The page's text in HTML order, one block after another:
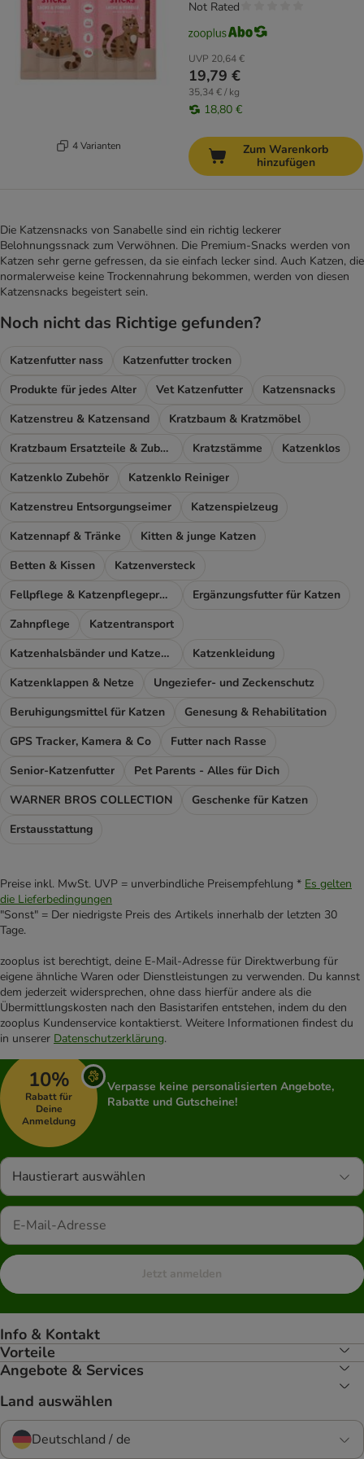
4 Varianten
UVP 20,64 €
19,79 €
35,34 € / kg
18,80 €
Not Rated
Zum Warenkorb
hinzufügen
Die Katzensnacks von Sanabelle sind ein richtig leckerer
Belohnungssnack zum Verwöhnen. Die Premium-Snacks werden von
Katzen sehr gerne gefressen, da sie einfach lecker sind. Auch Katzen, die
normalerweise keine Trockennahrung bekommen, werden von diesen
Katzensnacks begeistert sein.
Noch nicht das Richtige gefunden?
Katzenfutter nass
Katzenfutter trocken
Produkte für jedes Alter
Vet Katzenfutter
Katzensnacks
Katzenstreu & Katzensand
Kratzbaum & Kratzmöbel
Kratzbaum Ersatzteile & Zubehör
Kratzstämme
Katzenklos
Katzenklo Zubehör
Katzenklo Reiniger
Katzenstreu Entsorgungseimer
Katzenspielzeug
Katzennapf & Tränke
Kitten & junge Katzen
Betten & Kissen
Katzenversteck
Fellpflege & Katzenpflegeprodukte
Ergänzungsfutter für Katzen
Zahnpflege
Katzentransport
Katzenhalsbänder und Katzengeschirr
Katzenkleidung
Katzenklappen & Netze
Ungeziefer- und Zeckenschutz
Beruhigungsmittel für Katzen
Genesung & Rehabilitation
GPS Tracker, Kamera & Co
Futter nach Rasse
Senior-Katzenfutter
Pet Parents - Alles für Dich
WARNER BROS COLLECTION
Geschenke für Katzen
Erstausstattung
Preise inkl. MwSt. UVP = unverbindliche Preisempfehlung * Es gelten
die Lieferbedingungen
"Sonst" = Der niedrigste Preis des Artikels innerhalb der letzten 30
Tage.
zooplus ist berechtigt, deine E-Mail-Adresse für Direktwerbung für
eigene ähnliche Waren oder Dienstleistungen zu verwenden. Du kannst
dem jederzeit widersprechen, ohne dass hierfür andere als die
Übermittlungskosten nach den Basistarifen entstehen, indem du den
zooplus Kundenservice kontaktierst. Weitere Informationen findest du
in unserer Datenschutzerklärung.
10%
Rabatt für
Deine
Anmeldung
Verpasse keine personalisierten Angebote,
Rabatte und Gutscheine!
Haustierart auswählen
Jetzt anmelden
Info & Kontakt
Vorteile
Angebote & Services
Land auswählen
Deutschland / de